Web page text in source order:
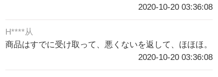
2020-10-20 03:36:08
H****从
商品はすでに受け取って、悪くないを返して、ほほほ。
2020-10-20 03:36:08